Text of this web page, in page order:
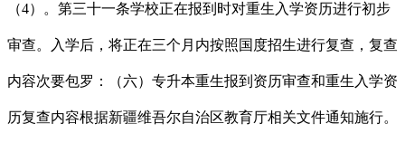
（4）。第三十一条学校正在报到时对重生入学资历进行初步
审查。入学后，将正在三个月内按照国度招生进行复查，复查
内容次要包罗：（六）专升本重生报到资历审查和重生入学资
历复查内容根据新疆维吾尔自治区教育厅相关文件通知施行。